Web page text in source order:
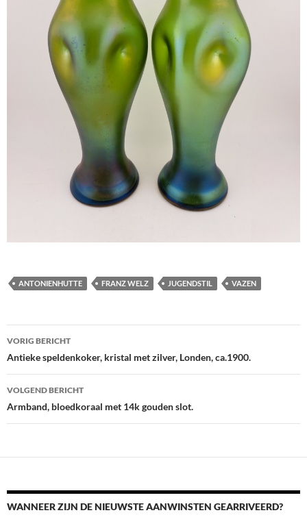
ANTONIENHUTTE FRANZ WELZ JUGENDSTIL VAZEN
Berichtnavigatie
VORIG BERICHT
Antieke speldenkoker, kristal met zilver, Londen, ca.1900.
VOLGEND BERICHT
Armband, bloedkoraal met 14k gouden slot.
WANNEER ZIJN DE NIEUWSTE AANWINSTEN GEARRIVEERD?